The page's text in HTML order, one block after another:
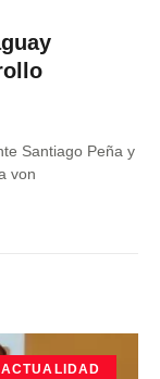
Santiago Peña y
von
ACTUALIDAD